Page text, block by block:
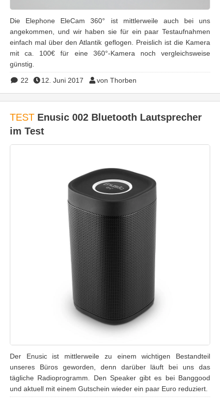
Die Elephone EleCam 360° ist mittlerweile auch bei uns
angekommen, und wir haben sie für ein paar Testaufnahmen
einfach mal über den Atlantik geflogen. Preislich ist die Kamera
mit ca. 100€ für eine 360°-Kamera noch vergleichsweise
günstig.
22 12. Juni 2017 von Thorben
TEST Enusic 002 Bluetooth Lautsprecher
im Test
Der Enusic ist mittlerweile zu einem wichtigen Bestandteil
unseres Büros geworden, denn darüber läuft bei uns das
tägliche Radioprogramm. Den Speaker gibt es bei Banggood
und aktuell mit einem Gutschein wieder ein paar Euro reduziert.